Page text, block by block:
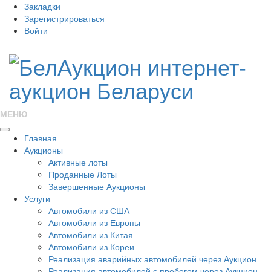
Закладки
Зарегистрироваться
Войти
МЕНЮ
Главная
Аукционы
Активные лоты
Проданные Лоты
Завершенные Аукционы
Услуги
Автомобили из США
Автомобили из Европы
Автомобили из Китая
Автомобили из Кореи
Реализация аварийных автомобилей через Аукцион